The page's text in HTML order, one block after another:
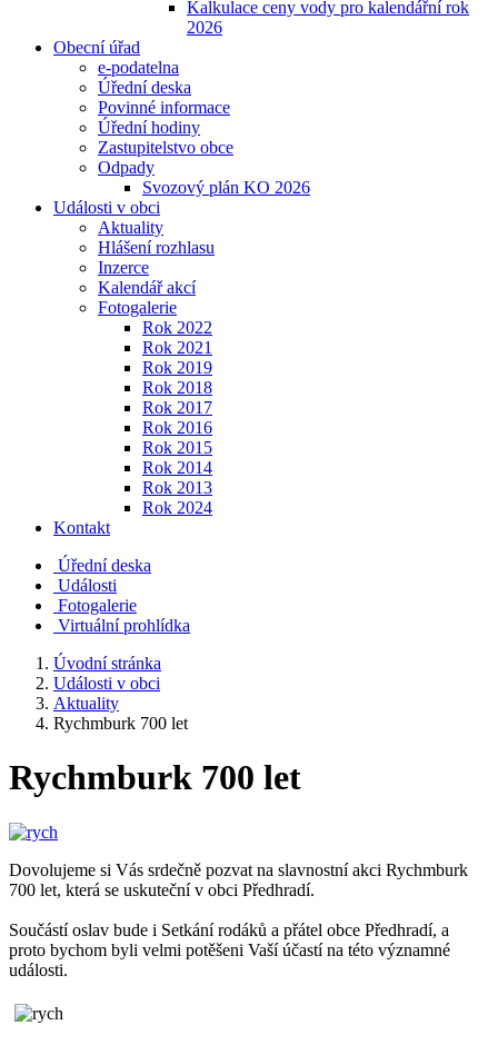
Kalkulace ceny vody pro kalendářní rok
2026
Obecní úřad
e-podatelna
Úřední deska
Povinné informace
Úřední hodiny
Zastupitelstvo obce
Odpady
Svozový plán KO 2026
Události v obci
Aktuality
Hlášení rozhlasu
Inzerce
Kalendář akcí
Fotogalerie
Rok 2022
Rok 2021
Rok 2019
Rok 2018
Rok 2017
Rok 2016
Rok 2015
Rok 2014
Rok 2013
Rok 2024
Kontakt
Úřední deska
Události
Fotogalerie
Virtuální prohlídka
Úvodní stránka
Události v obci
Aktuality
Rychmburk 700 let
Rychmburk 700 let
Dovolujeme si Vás srdečně pozvat na slavnostní akci Rychmburk
700 let, která se uskuteční v obci Předhradí.
Součástí oslav bude i Setkání rodáků a přátel obce Předhradí, a
proto bychom byli velmi potěšeni Vaší účastí na této významné
události.